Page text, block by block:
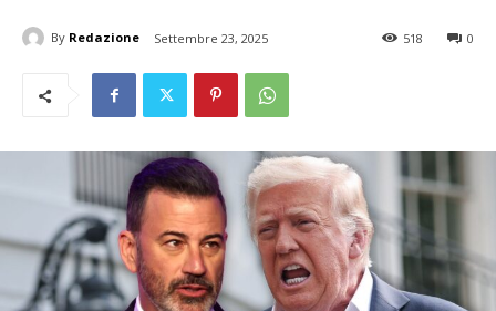
By Redazione Settembre 23, 2025 0
518